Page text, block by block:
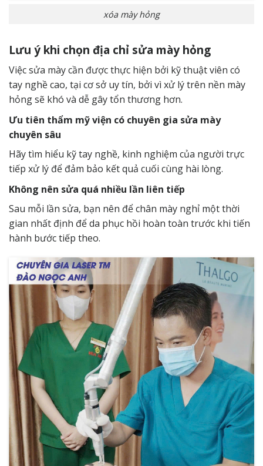
xóa mày hỏng
Lưu ý khi chọn địa chỉ sửa mày hỏng
Việc sửa mày cần được thực hiện bởi kỹ thuật viên có
tay nghề cao, tại cơ sở uy tín, bởi vì xử lý trên nền mày
hỏng sẽ khó và dễ gây tổn thương hơn.
Ưu tiên thẩm mỹ viện có chuyên gia sửa mày
chuyên sâu
Hãy tìm hiểu kỹ tay nghề, kinh nghiệm của người trực
tiếp xử lý để đảm bảo kết quả cuối cùng hài lòng.
Không nên sửa quá nhiều lần liên tiếp
Sau mỗi lần sửa, bạn nên để chân mày nghỉ một thời
gian nhất định để da phục hồi hoàn toàn trước khi tiến
hành bước tiếp theo.